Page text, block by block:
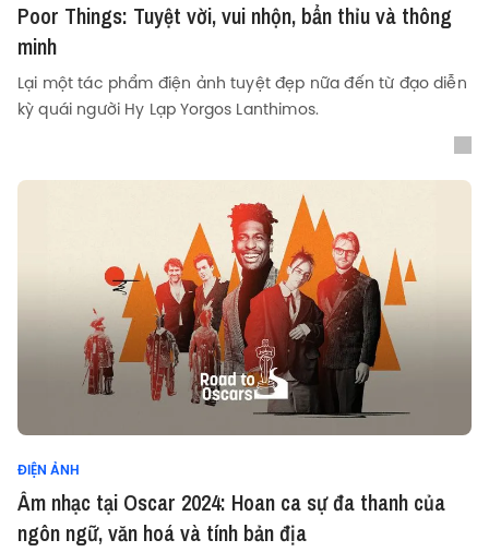
Poor Things: Tuyệt vời, vui nhộn, bẩn thỉu và thông
minh
Lại một tác phẩm điện ảnh tuyệt đẹp nữa đến từ đạo diễn
kỳ quái người Hy Lạp Yorgos Lanthimos.
ĐIỆN ẢNH
Âm nhạc tại Oscar 2024: Hoan ca sự đa thanh của
ngôn ngữ, văn hoá và tính bản địa